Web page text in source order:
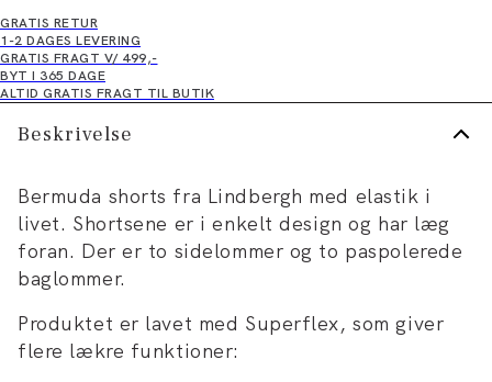
GRATIS RETUR
1-2 DAGES LEVERING
GRATIS FRAGT V/ 499,-
BYT I 365 DAGE
ALTID GRATIS FRAGT TIL BUTIK
Beskrivelse
Bermuda shorts fra Lindbergh med elastik i
livet. Shortsene er i enkelt design og har læg
foran. Der er to sidelommer og to paspolerede
baglommer.
Produktet er lavet med Superflex, som giver
flere lækre funktioner: